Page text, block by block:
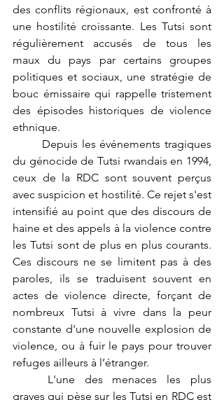
des conflits régionaux, est confronté à
une hostilité croissante. Les Tutsi sont
régulièrement accusés de tous les
maux du pays par certains groupes
politiques et sociaux, une stratégie de
bouc émissaire qui rappelle tristement
des épisodes historiques de violence
ethnique.
du génocide de Tutsi rwandais en 1994,
ceux de la RDC sont souvent perçus
avec suspicion et hostilité. Ce rejet s'est
intensifié au point que des discours de
haine et des appels à la violence contre
les Tutsi sont de plus en plus courants.
Ces discours ne se limitent pas à des
paroles, ils se traduisent souvent en
actes de violence directe, forçant de
nombreux Tutsi à vivre dans la peur
constante d'une nouvelle explosion de
violence, ou à fuir le pays pour trouver
refuges ailleurs à l’étranger.
graves qui pèse sur les Tutsi en RDC est